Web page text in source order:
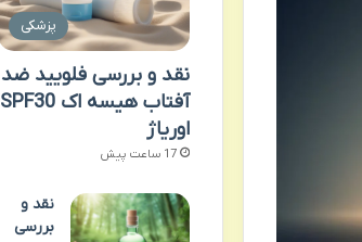
پزشکی
نقد و بررسی فلویید ضد
آفتاب هیسه اک SPF30
اوریاژ
17 ساعت پیش
نقد و
بررسی